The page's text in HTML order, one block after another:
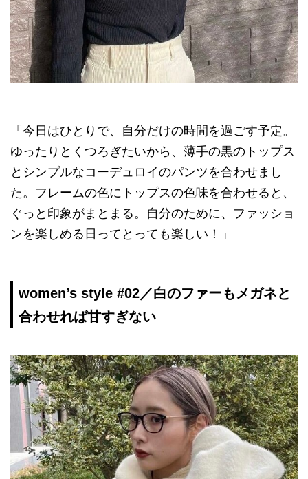
「今日はひとりで、自分だけの時間を過ごす予定。
ゆったりとくつろぎたいから、薄手の黒のトップス
とシンプルなコーデュロイのパンツを合わせまし
た。フレームの色にトップスの色味を合わせると、
ぐっと印象がまとまる。自分のために、ファッショ
ンを楽しめる日ってとっても楽しい！」
women’s style #02／白のファーもメガネと
合わせれば甘すぎない